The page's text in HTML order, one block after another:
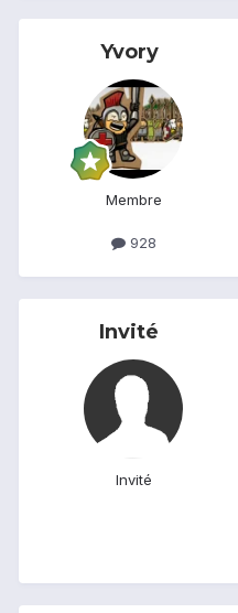
Yvory
Membre
928
Invité
Invité